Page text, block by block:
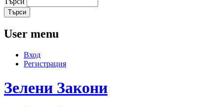
User menu
Вход
Регистрация
Зелени Закони